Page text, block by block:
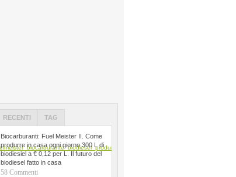
RECENTI TAG
Biocarburanti: Fuel Meister II. Come
produrre in casa ogni giorno 300 L di
biodiesiel a € 0,12 per L. Il futuro del
biodiesel fatto in casa
58 Commenti